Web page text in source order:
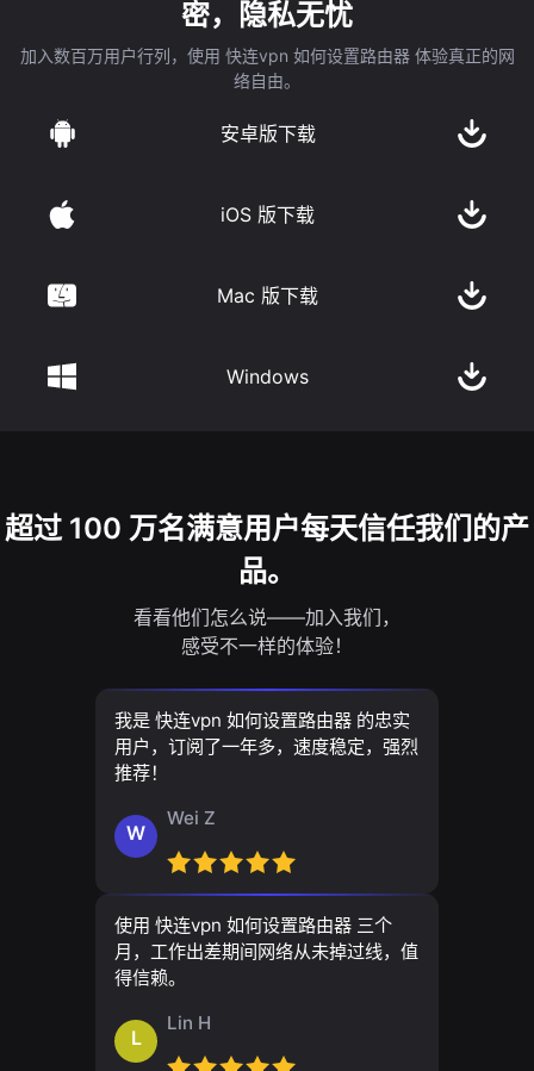
密，隐私无忧
加入数百万用户行列，使用 快连vpn 如何设置路由器 体验真正的网
络自由。
安卓版下载
iOS 版下载
Mac 版下载
Windows
超过 100 万名满意用户每天信任我们的产
品。
看看他们怎么说——加入我们，
感受不一样的体验！
我是 快连vpn 如何设置路由器 的忠实
用户，订阅了一年多，速度稳定，强烈
推荐！
W
Wei Z
使用 快连vpn 如何设置路由器 三个
月，工作出差期间网络从未掉过线，值
得信赖。
L
Lin H